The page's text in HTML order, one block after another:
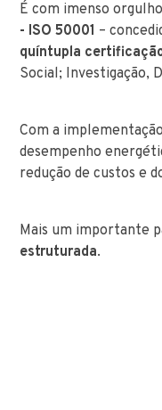
É com imenso
- ISO 50001 –
quíntupla
Social; Investigação,
Com a
desempenho
redução de custos e
Mais um importante
estruturada.